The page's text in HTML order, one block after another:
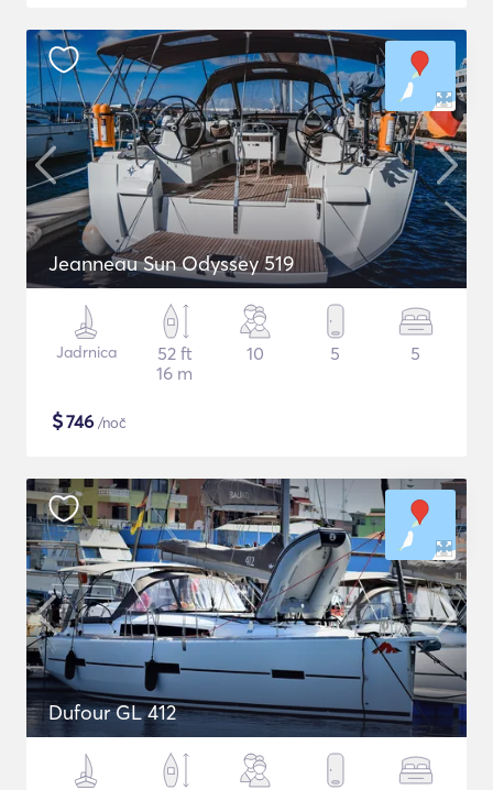
Jeanneau Sun Odyssey 519
Jadrnica
52 ft
16 m
10 5 5
$746 /noč
Dufour GL 412